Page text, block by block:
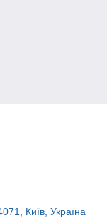
Київ, Україна